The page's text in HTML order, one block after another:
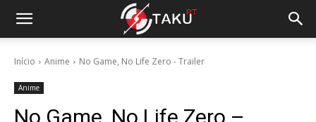
Início Anime No Game, No Life Zero - Trailer
Anime
No Game, No Life Zero –